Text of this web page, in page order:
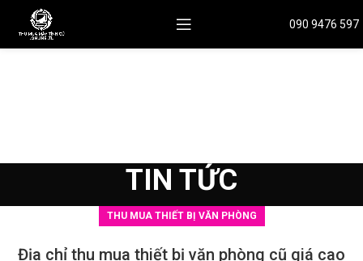
090 9476 597
TIN TỨC
THU MUA THIẾT BỊ VĂN PHÒNG
Địa chỉ thu mua thiết bị văn phòng cũ giá cao